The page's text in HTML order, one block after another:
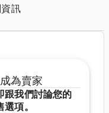
訊
成為賣家
跟我們討論您的
選項。